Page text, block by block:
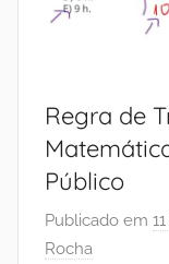
Regra de
Público
Publicado em
Rocha